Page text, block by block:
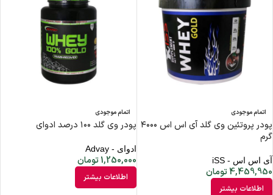
اتمام موجودی
پودر پروتئین وی گلد آی اس اس ۴۰۰۰
گرم
آی اس اس - iSS
4,459,950تومان
اطلاعات بیشتر
اتمام موجودی
پودر وی گلد ۱۰۰ درصد ادوای
ادوای - Advay
1,250,000تومان
اطلاعات بیشتر